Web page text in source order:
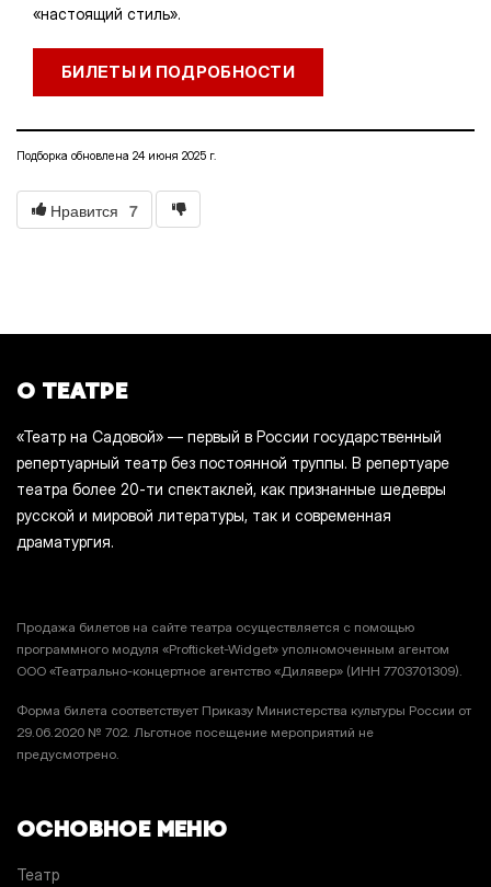
«настоящий стиль».
БИЛЕТЫ И ПОДРОБНОСТИ
Подборка обновлена 24 июня 2025 г.
Нравится 7
О ТЕАТРЕ
«Театр на Садовой» — первый в России государственный
репертуарный театр без постоянной труппы. В репертуаре
театра более 20-ти спектаклей, как признанные шедевры
русской и мировой литературы, так и современная
драматургия.
Продажа билетов на сайте театра осуществляется с помощью
программного модуля «Profticket-Widget» уполномоченным агентом
ООО «Театрально-концертное агентство «Дилявер» (ИНН 7703701309).
Форма билета соответствует Приказу Министерства культуры России от
29.06.2020 № 702. Льготное посещение мероприятий не
предусмотрено.
ОСНОВНОЕ МЕНЮ
Театр